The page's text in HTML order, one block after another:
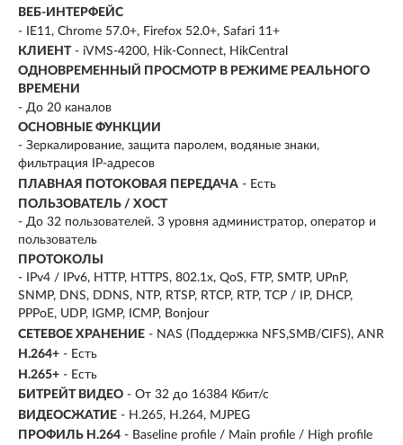
ВЕБ-ИНТЕРФЕЙС
- IE11, Chrome 57.0+, Firefox 52.0+, Safari 11+
КЛИЕНТ - iVMS-4200, Hik-Connect, HikCentral
ОДНОВРЕМЕННЫЙ ПРОСМОТР В РЕЖИМЕ РЕАЛЬНОГО
ВРЕМЕНИ
- До 20 каналов
ОСНОВНЫЕ ФУНКЦИИ
- Зеркалирование, защита паролем, водяные знаки,
фильтрация IP-адресов
ПЛАВНАЯ ПОТОКОВАЯ ПЕРЕДАЧА - Есть
ПОЛЬЗОВАТЕЛЬ / ХОСТ
- До 32 пользователей. 3 уровня администратор, оператор и
пользователь
ПРОТОКОЛЫ
- IPv4 / IPv6, HTTP, HTTPS, 802.1x, QoS, FTP, SMTP, UPnP,
SNMP, DNS, DDNS, NTP, RTSP, RTCP, RTP, TCP / IP, DHCP,
PPPoE, UDP, IGMP, ICMP, Bonjour
СЕТЕВОЕ ХРАНЕНИЕ - NAS (Поддержка NFS,SMB/CIFS), ANR
H.264+ - Есть
H.265+ - Есть
БИТРЕЙТ ВИДЕО - От 32 до 16384 Кбит/с
ВИДЕОСЖАТИЕ - H.265, H.264, MJPEG
ПРОФИЛЬ H.264 - Baseline profile / Main profile / High profile